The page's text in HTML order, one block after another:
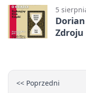
5
Zdroju
<< Poprzedni